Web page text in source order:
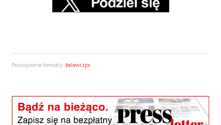
Powiązane tematy: telewizja